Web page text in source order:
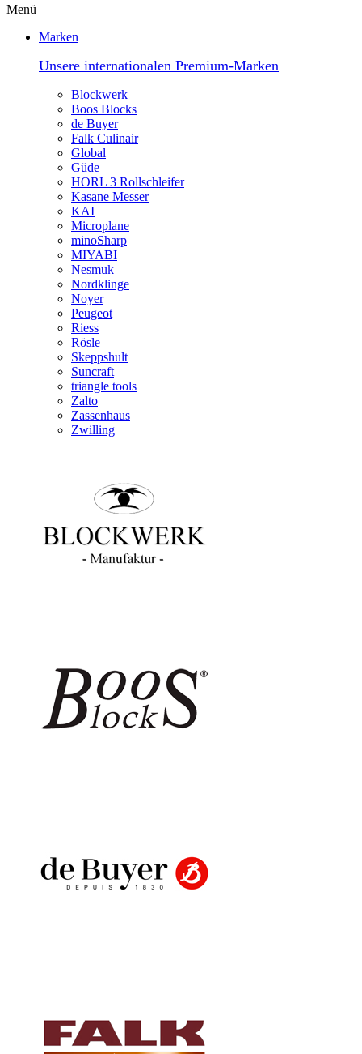
Menü
Marken
Unsere internationalen Premium-Marken
Blockwerk
Boos Blocks
de Buyer
Falk Culinair
Global
Güde
HORL 3 Rollschleifer
Kasane Messer
KAI
Microplane
minoSharp
MIYABI
Nesmuk
Nordklinge
Noyer
Peugeot
Riess
Rösle
Skeppshult
Suncraft
triangle tools
Zalto
Zassenhaus
Zwilling